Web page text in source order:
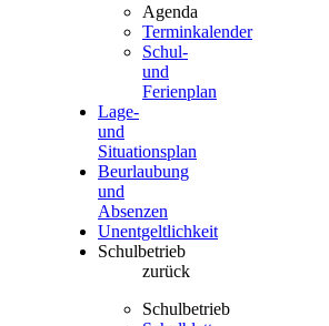
Agenda
Terminkalender
Schul-
und
Ferienplan
Lage-
und
Situationsplan
Beurlaubung
und
Absenzen
Unentgeltlichkeit
Schulbetrieb
zurück
Schulbetrieb